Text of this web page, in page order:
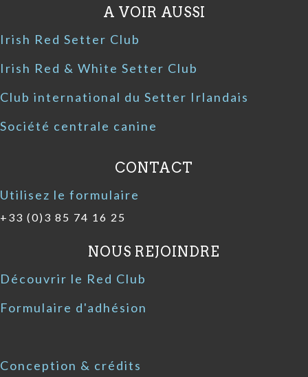
A VOIR AUSSI
Irish Red Setter Club
Irish Red & White Setter Club
Club international du Setter Irlandais
Société centrale canine
CONTACT
Utilisez le formulaire
+33 (0)3 85 74 16 25
NOUS REJOINDRE
Découvrir le Red Club
Formulaire d'adhésion
Conception & crédits